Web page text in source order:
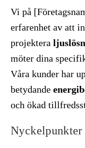
Vi på
erfarenhet av att
projektera
möter dina
Våra kunder har
betydande
och ökad
Nyckelpunkter